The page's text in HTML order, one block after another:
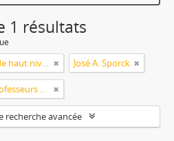
1 résultats
Seulement les descriptions de haut niveau José A. Sporck
Classement > Archives de professeurs et chercheurs
recherche avancée